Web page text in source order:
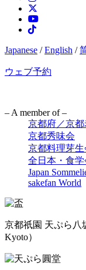
Japanese /English /
ウェブ予約
– A member of –
京都府／京
京都秀味会
京都料理芽生
全日本・食学
Japan
sakefan World
京都祇園 天ぷら八
Kyoto）